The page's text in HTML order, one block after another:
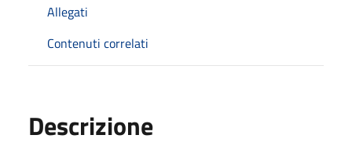
Allegati
Contenuti correlati
Descrizione